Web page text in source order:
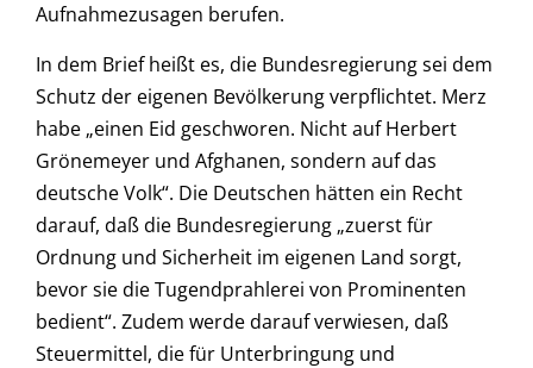
Aufnahmezusagen berufen.
In dem Brief heißt es, die Bundesregierung sei dem
Schutz der eigenen Bevölkerung verpflichtet. Merz
habe „einen Eid geschworen. Nicht auf Herbert
Grönemeyer und Afghanen, sondern auf das
deutsche Volk“. Die Deutschen hätten ein Recht
darauf, daß die Bundesregierung „zuerst für
Ordnung und Sicherheit im eigenen Land sorgt,
bevor sie die Tugendprahlerei von Prominenten
bedient“. Zudem werde darauf verwiesen, daß
Steuermittel, die für Unterbringung und